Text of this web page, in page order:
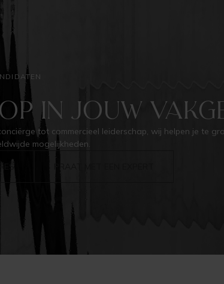
IN JOUW
tot commercieel leiderschap, wij helpen je te
mogelijkheden.